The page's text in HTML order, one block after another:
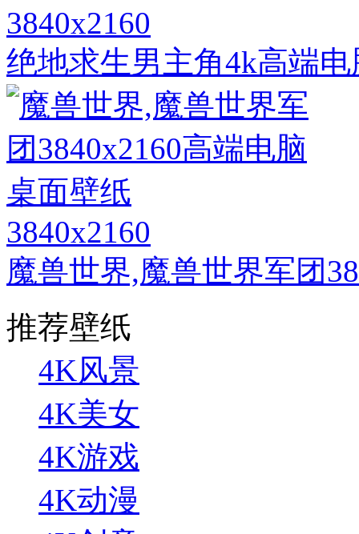
3840x2160
绝地求生男主角4k高端
3840x2160
魔兽世界,魔兽世界军团
推荐壁纸
4K风景
4K美女
4K游戏
4K动漫